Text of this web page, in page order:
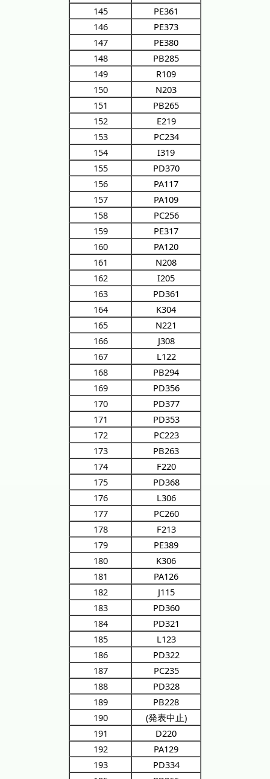
145
PE361
146
PE373
147
PE380
148
PB285
149
R109
150
N203
151
PB265
152
E219
153
PC234
154
I319
155
PD370
156
PA117
157
PA109
158
PC256
159
PE317
160
PA120
161
N208
162
I205
163
PD361
164
K304
165
N221
166
J308
167
L122
168
PB294
169
PD356
170
PD377
171
PD353
172
PC223
173
PB263
174
F220
175
PD368
176
L306
177
PC260
178
F213
179
PE389
180
K306
181
PA126
182
J115
183
PD360
184
PD321
185
L123
186
PD322
187
PC235
188
PD328
189
PB228
190
(発表中止)
191
D220
192
PA129
193
PD334